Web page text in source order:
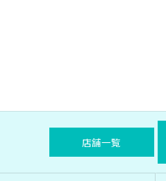
店舗一覧